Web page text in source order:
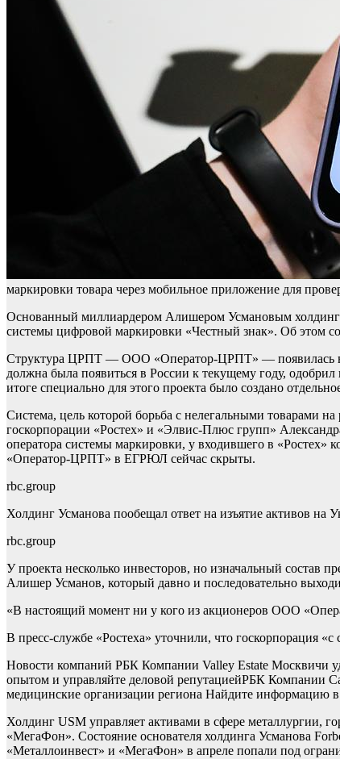
маркировки товара через мобильное приложение для
Основанный миллиардером Алишером Усмановым холдинг
системы цифровой маркировки «Честный знак». Об этом
Структура ЦРПТ — ООО «Оператор-ЦРПТ» — появилась в
должна была появиться в России к текущему году,
итоге специально для этого проекта было создано
Система, цель которой борьба с нелегальными товарами
госкорпорации «Ростех» и «Элвис-Плюс групп»
оператора системы маркировки, у входившего в
«Оператор-ЦРПТ» в ЕГРЮЛ сейчас скрыты.
rbc.group
Холдинг Усманова пообещал ответ на изъятие активов на
rbc.group
У проекта несколько инвесторов, но изначальный состав
Алишер Усманов, который давно и последовательно
«В настоящий момент ни у кого из акционеров ООО
В пресс-службе «Ростеха» уточнили, что госкорпорация
Новости компаний РБК Компании Valley Estate Москвичи
опытом и управляйте деловой репутациейРБК Компании
медицинские организации региона Найдите информацию в
Холдинг USM управляет активами в сфере металлургии,
«МегаФон». Состояние основателя холдинга Усманова
«Металлоинвест» и «МегаФон» в апреле попали под